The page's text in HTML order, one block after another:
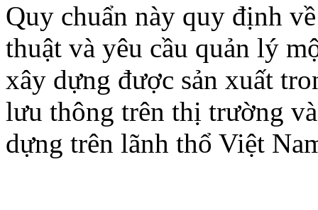
Quy chuẩn này quy định
thuật và yêu cầu quản lý
xây dựng được sản xuất
lưu thông trên thị trường
dựng trên lãnh thổ Việt